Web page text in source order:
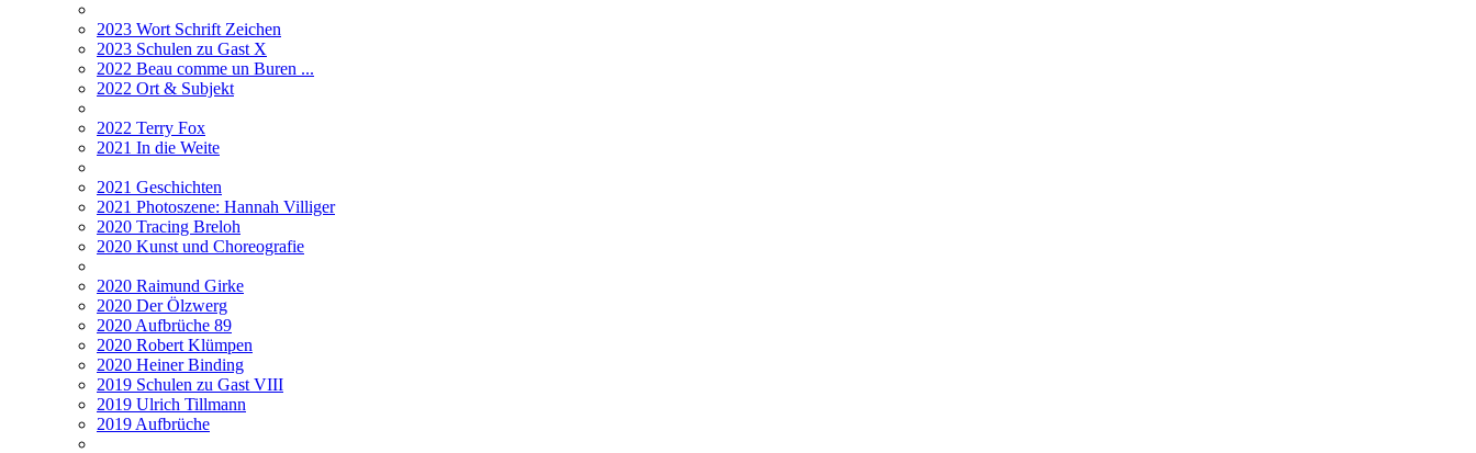
2023 Wort Schrift Zeichen
2023 Schulen zu Gast X
2022 Beau comme un Buren ...
2022 Ort & Subjekt
2022 Terry Fox
2021 In die Weite
2021 Geschichten
2021 Photoszene: Hannah Villiger
2020 Tracing Breloh
2020 Kunst und Choreografie
2020 Raimund Girke
2020 Der Ölzwerg
2020 Aufbrüche 89
2020 Robert Klümpen
2020 Heiner Binding
2019 Schulen zu Gast VIII
2019 Ulrich Tillmann
2019 Aufbrüche